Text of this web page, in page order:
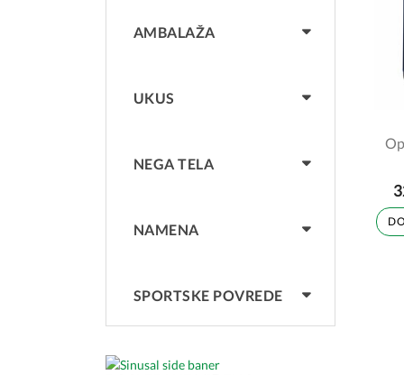
AMBALAŽA
UKUS
NEGA TELA
NAMENA
SPORTSKE POVREDE